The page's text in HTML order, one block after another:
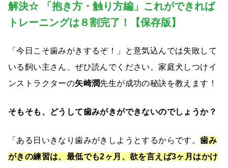
解決☆ 「抱き方・触り方編」これができれば
トレーニングは８割完了！【保存版】
「今日こそ歯みがきするぞ！」と意気込んでは失敗して
いる飼い主さん、ぜひ読んでください。家庭犬しつけイ
ンストラクターの矢崎潤先生が成功の秘訣を教えます！
そもそも、どうして歯みがきができないのでしょうか？
「ある日いきなり歯みがきしようとするからです。歯み
がきの練習は、最低でも2ヶ月、欲を言えば3ヶ月はかけ